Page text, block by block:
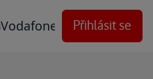
Vodafone Techforum
Přihlásit se